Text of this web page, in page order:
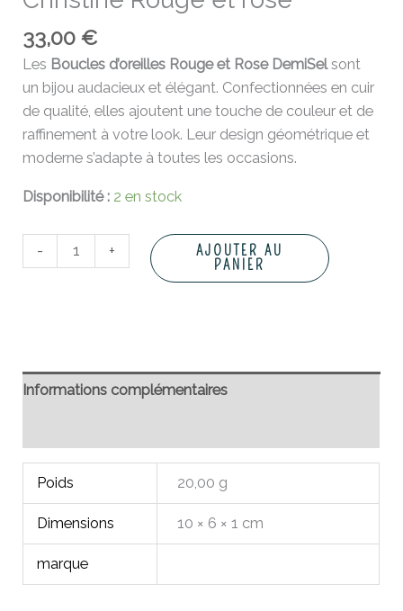
33,00€
Les Boucles d’oreilles Rouge et Rose DemiSelsont
un bijou audacieux et élégant. Confectionnées en cuir
de qualité, elles ajoutent une touche de couleur et de
raffinement à votre look. Leur design géométrique et
moderne s’adapte à toutes les occasions.
Disponibilité : 2 en stock
- +
AJOUTER AU
PANIER
Informations complémentaires
Poids 20,00 g
Dimensions 10 × 6 × 1 cm
marque